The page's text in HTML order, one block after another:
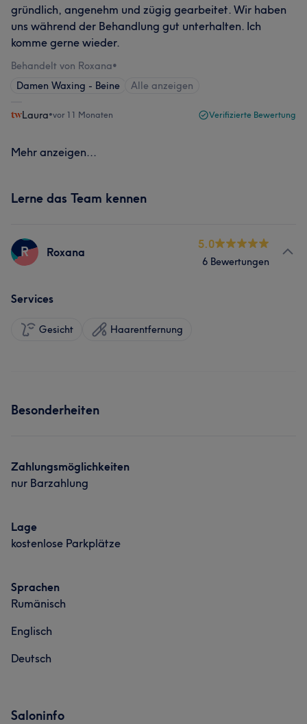
gründlich, angenehm und zügig gearbeitet. Wir haben
uns während der Behandlung gut unterhalten. Ich
komme gerne wieder.
Behandelt von Roxana•
Damen Waxing - Beine
Alle anzeigen
Laura•vor 11 Monaten Verifizierte Bewertung
Mehr anzeigen...
Lerne das Team kennen
R Roxana
5.0
6 Bewertungen
Services
Gesicht Haarentfernung
Besonderheiten
Zahlungsmöglichkeiten
nur Barzahlung
Lage
kostenlose Parkplätze
Sprachen
Rumänisch
Englisch
Deutsch
Saloninfo